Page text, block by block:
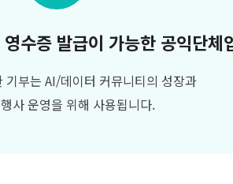
수증 발급이 가능한 공익단체
기부는 AI/데이터 커뮤니티의 성장과
사 운영을 위해 사용됩니다.